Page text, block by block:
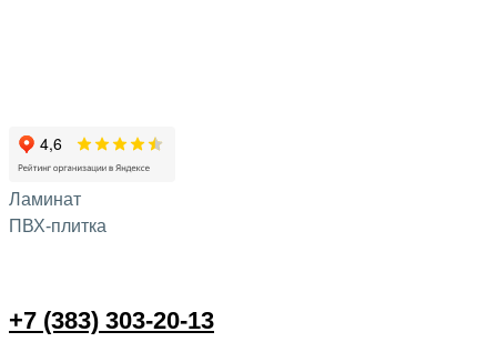
+7 (383) 303-20-13
Ламинат
ПВХ-плитка